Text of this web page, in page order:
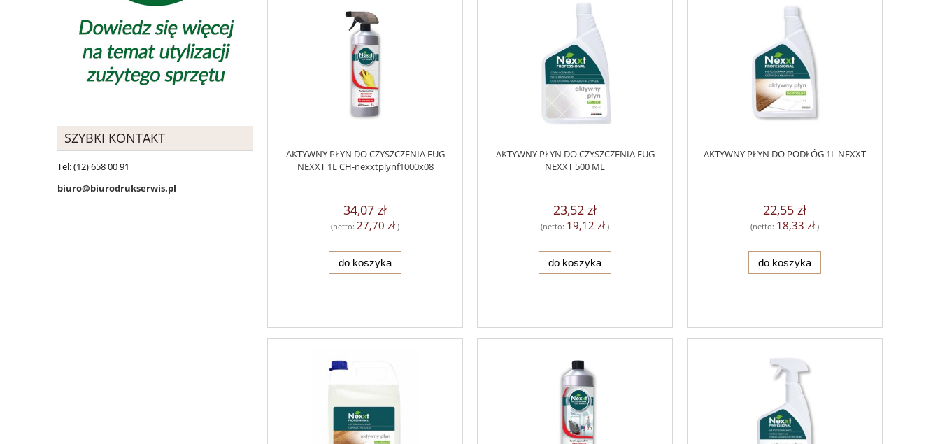
SZYBKI KONTAKT
Tel: (12) 658 00 91
biuro@biurodrukserwis.pl
AKTYWNY PŁYN DO CZYSZCZENIA FUG
NEXXT 1L CH-nexxtplynf1000x08
34,07 zł
(netto: 27,70 zł )
do koszyka
AKTYWNY PŁYN DO CZYSZCZENIA FUG
NEXXT 500 ML
23,52 zł
(netto: 19,12 zł )
do koszyka
AKTYWNY PŁYN DO PODŁÓG 1L NEXXT
22,55 zł
(netto: 18,33 zł )
do koszyka